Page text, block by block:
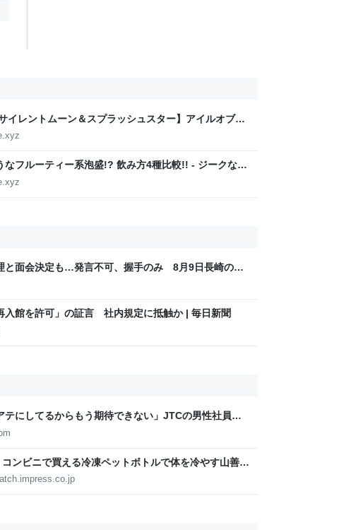
イレントムーン＆スプラッシュスター】アイルオブラ
2種飲み比べ!! - ジークなゴエ のんべぇブログ
なフルーティー系泡盛!? 飲み方4種比較!! - ジークなゴ
と面会決定も…発言不可、握手のみ 8月9日長崎の被
| NEWSjp
入館を許可」の証言 社内規定に抵触か | 毎日新聞
テにしてるからもう期待できない」JTCの男性社員が
3倍稼いでるので、それなら辞める」と言ったら、転
ンビニで買える冷凍ペットボトルで体を冷やす山善の
にちょうどいい【ぼっち・ざ・ろーど！その14】
？】